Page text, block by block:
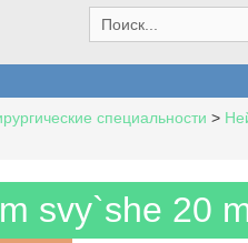
e
a
h
r
:
специальности >
svy`she 20